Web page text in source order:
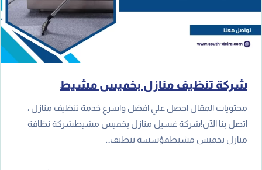
شركة تنظيف منازل بخميس مشيط
محتويات المقال احصل علي افضل واسرع خدمة تنظيف منازل ،
اتصل بنا الآن!شركة غسيل منازل بخميس مشيطشركة نظافة
منازل بخميس مشيطمؤسسة تنظيف…